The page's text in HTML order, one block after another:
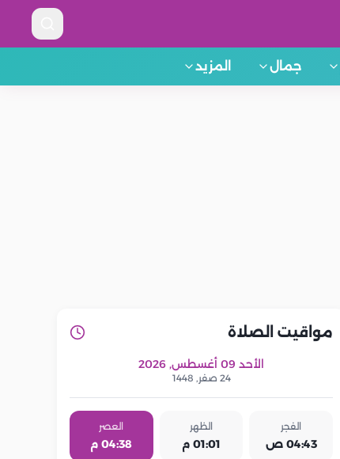
جمال المزيد
مواقيت الصلاة
الأحد 09 أغسطس, 2026
24 صفر, 1448
الفجر
04:43 ص
الظهر
01:01 م
العصر
04:38 م